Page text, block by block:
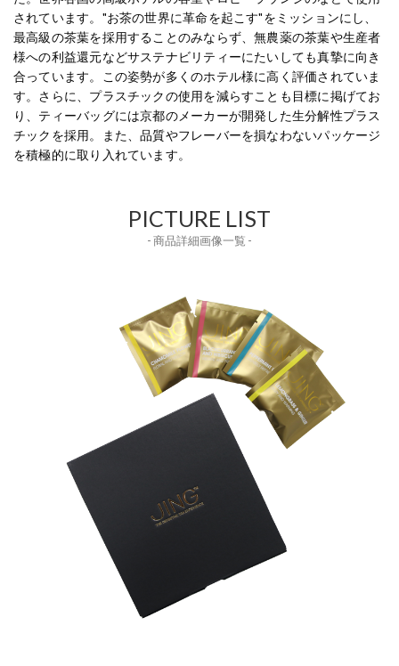
されています。"お茶の世界に革命を起こす"をミッションにし、
最高級の茶葉を採用することのみならず、無農薬の茶葉や生産者
様への利益還元などサステナビリティーにたいしても真摯に向き
合っています。この姿勢が多くのホテル様に高く評価されていま
す。さらに、プラスチックの使用を減らすことも目標に掲げてお
り、ティーバッグには京都のメーカーが開発した生分解性プラス
チックを採用。また、品質やフレーバーを損なわないパッケージ
を積極的に取り入れています。
PICTURE LIST
- 商品詳細画像一覧 -